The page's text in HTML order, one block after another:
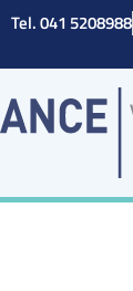
Vai
contenuto
Tel. 041 5208988